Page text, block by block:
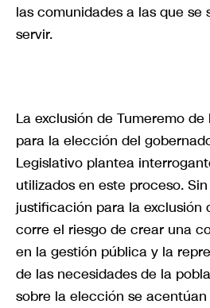
las comunidades a las que se
servir.
La exclusión de Tumeremo
para la elección del
Legislativo plantea
utilizados en este proceso.
justificación para la exclusión
corre el riesgo de crear una
en la gestión pública y la
de las necesidades de la
sobre la elección se